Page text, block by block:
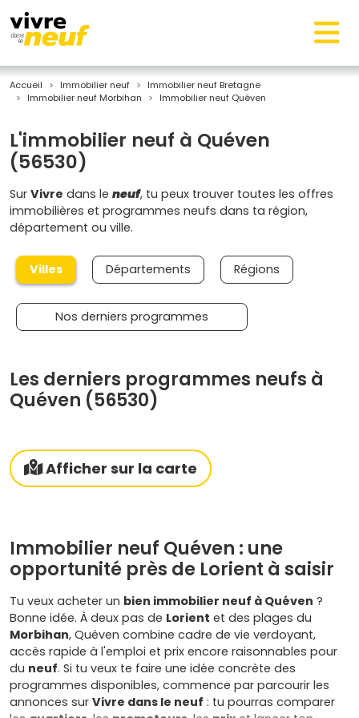
Accueil Immobilier neuf
Immobilier neuf Bretagne
Immobilier neuf Morbihan
Immobilier neuf Quéven
L'immobilier neuf à Quéven
(56530)
Sur Vivre dans le neuf, tu peux trouver toutes les offres
immobilières et programmes neufs dans ta région,
département ou ville.
Villes Départements Régions
Nos derniers programmes
Les derniers programmes neufs à
Quéven (56530)
Afficher sur la carte
Immobilier neuf Quéven : une
opportunité près de Lorient à saisir
Tu veux acheter un bien immobilier neuf à Quéven ?
Bonne idée. À deux pas de Lorient et des plages du
Morbihan, Quéven combine cadre de vie verdoyant,
accès rapide à l'emploi et prix encore raisonnables pour
du neuf. Si tu veux te faire une idée concrète des
programmes disponibles, commence par parcourir les
annonces sur Vivre dans le neuf : tu pourras comparer